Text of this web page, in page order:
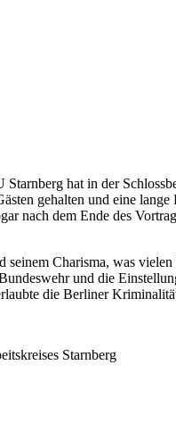
hat in der
gehalten und eine
nach dem Ende des
Charisma, was
und die
die Berliner
Starnberg